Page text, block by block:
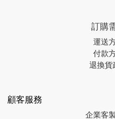
訂購
運送
付款
退換貨
顧客服務
企業客